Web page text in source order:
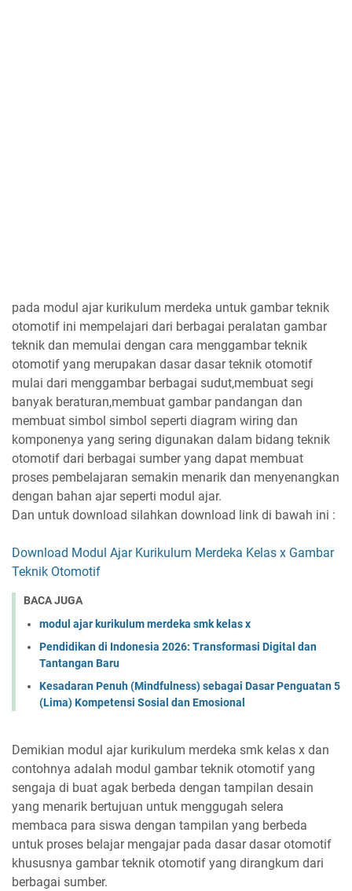
pada modul ajar kurikulum merdeka untuk gambar teknik
otomotif ini mempelajari dari berbagai peralatan gambar
teknik dan memulai dengan cara menggambar teknik
otomotif yang merupakan dasar dasar teknik otomotif
mulai dari menggambar berbagai sudut,membuat segi
banyak beraturan,membuat gambar pandangan dan
membuat simbol simbol seperti diagram wiring dan
komponenya yang sering digunakan dalam bidang teknik
otomotif dari berbagai sumber yang dapat membuat
proses pembelajaran semakin menarik dan menyenangkan
dengan bahan ajar seperti modul ajar.
Dan untuk download silahkan download link di bawah ini :
Download Modul Ajar Kurikulum Merdeka Kelas x Gambar
Teknik Otomotif
BACA JUGA
modul ajar kurikulum merdeka smk kelas x
Pendidikan di Indonesia 2026: Transformasi Digital dan
Tantangan Baru
Kesadaran Penuh (Mindfulness) sebagai Dasar Penguatan 5
(Lima) Kompetensi Sosial dan Emosional
Demikian modul ajar kurikulum merdeka smk kelas x dan
contohnya adalah modul gambar teknik otomotif yang
sengaja di buat agak berbeda dengan tampilan desain
yang menarik bertujuan untuk menggugah selera
membaca para siswa dengan tampilan yang berbeda
untuk proses belajar mengajar pada dasar dasar otomotif
khususnya gambar teknik otomotif yang dirangkum dari
berbagai sumber.